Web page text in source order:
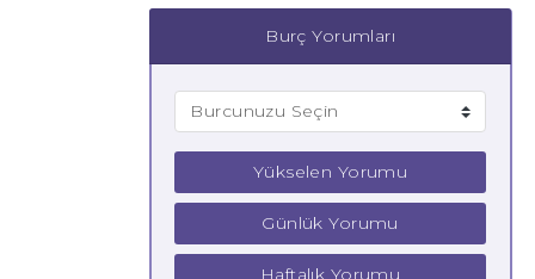
Burç Yorumları
Yükselen Yorumu
Günlük Yorumu
Haftalık Yorumu